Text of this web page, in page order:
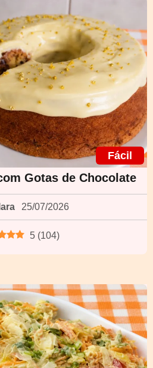
Fácil
Gotas de Chocolate
25/07/2026
5 (104)